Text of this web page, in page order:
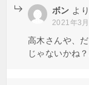
ボン よ
2021年3
高木さんや、
じゃないかね